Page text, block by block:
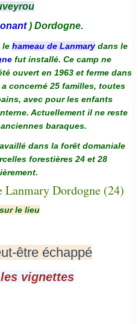
) Dordogne.
le hameau de Lanmarydans le
fut installé. Ce camp ne
ouvert en 1963 et ferme dans
concerné 25 familles, toutes
avec pour les enfants
Actuellement il ne reste
baraques.
dans la forêt domaniale
forestières 24 et 28
sur le lieu
être échappé
vignettes